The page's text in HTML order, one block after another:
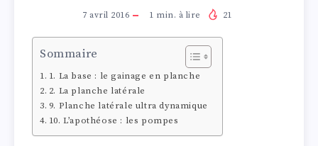
7 avril 2016 1 min. à lire 21
Sommaire
1. La base : le gainage en planche
2. La planche latérale
9. Planche latérale ultra dynamique
10. L’apothéose : les pompes